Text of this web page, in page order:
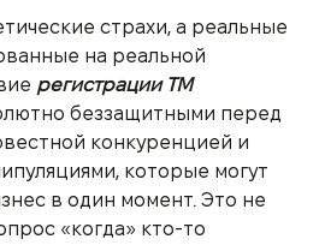
страхи, а реальные
на реальной
регистрации ТМ
беззащитными перед
конкуренцией и
которые могут
в один момент. Это не
«когда» кто-то